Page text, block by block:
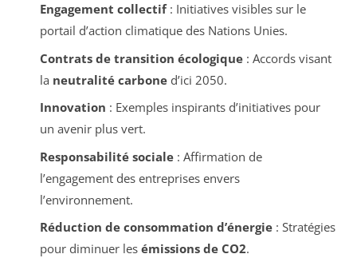
Engagement collectif: Initiatives visibles sur le
portail d’action climatique des Nations Unies.
Contrats de transition écologique: Accords visant
la neutralité carboned’ici 2050.
Innovation : Exemples inspirants d’initiatives pour
un avenir plus vert.
Responsabilité sociale: Affirmation de
l’engagement des entreprises envers
l’environnement.
Réduction de consommation d’énergie: Stratégies
pour diminuer les émissions de CO2.